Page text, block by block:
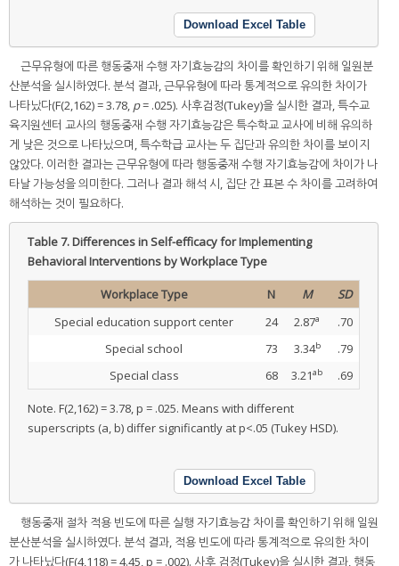
Download Excel Table
근무유형에 따른 행동중재 수행 자기효능감의 차이를 확인하기 위해 일원분
산분석을 실시하였다. 분석 결과, 근무유형에 따라 통계적으로 유의한 차이가
나타났다(F(2,162) = 3.78, p= .025). 사후검정(Tukey)을 실시한 결과, 특수교
육지원센터 교사의 행동중재 수행 자기효능감은 특수학교 교사에 비해 유의하
게 낮은 것으로 나타났으며, 특수학급 교사는 두 집단과 유의한 차이를 보이지
않았다. 이러한 결과는 근무유형에 따라 행동중재 수행 자기효능감에 차이가 나
타날 가능성을 의미한다. 그러나 결과 해석 시, 집단 간 표본 수 차이를 고려하여
해석하는 것이 필요하다.
Table 7.Differences in Self-efficacy for Implementing
Behavioral Interventions by Workplace Type
Workplace Type N M
SD
Special education support center
24 2.87a
.70
Special school
73 3.34b
.79
Special class
68 3.21ab .69
Note. F(2,162) = 3.78, p = .025. Means with different
superscripts (a, b) differ significantly at p<.05 (Tukey HSD).
Download Excel Table
행동중재 절차 적용 빈도에 따른 실행 자기효능감 차이를 확인하기 위해 일원
분산분석을 실시하였다. 분석 결과, 적용 빈도에 따라 통계적으로 유의한 차이
가 나타났다(F(4,118) = 4.45, p = .002). 사후 검정(Tukey)을 실시한 결과, 행동